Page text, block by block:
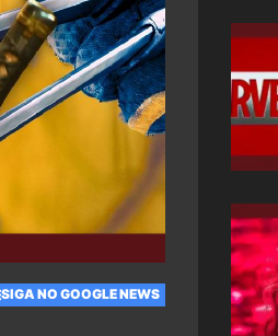
SIGA NO GOOGLE NEWS